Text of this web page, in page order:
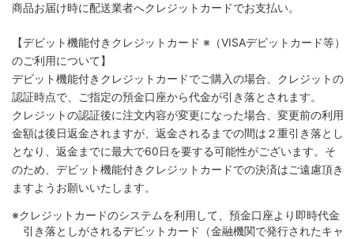
商品お届け時に配送業者へクレジットカードでお支払い。
【デビット機能付きクレジットカード ※（VISAデビットカード等）
のご利用について】
デビット機能付きクレジットカードでご購入の場合、クレジットの
認証時点で、ご指定の預金口座から代金が引き落とされます。
クレジットの認証後に注文内容が変更になった場合、変更前の利用
金額は後日返金されますが、返金されるまでの間は２重引き落とし
となり、返金までに最大で60日を要する可能性がございます。そ
のため、デビット機能付きクレジットカードでの決済はご遠慮頂き
ますようお願いいたします。
※クレジットカードのシステムを利用して、預金口座より即時代金
引き落としがされるデビットカード（金融機関で発行されたキャ